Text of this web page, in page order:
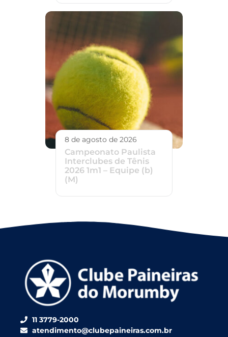
8 de agosto de 2026
Campeonato Paulista
Interclubes de Tênis
2026 1m1 – Equipe (b)
(M)
11 3779-2000
atendimento@clubepaineiras.com.br